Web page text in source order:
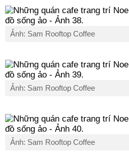
Ảnh: Sam Rooftop Coffee
Ảnh: Sam Rooftop Coffee
Ảnh: Sam Rooftop Coffee